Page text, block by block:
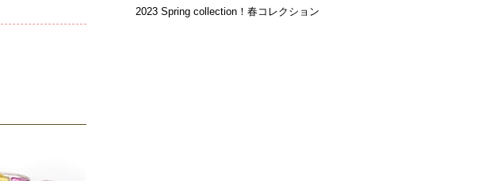
2023 Spring collection！春コレクション